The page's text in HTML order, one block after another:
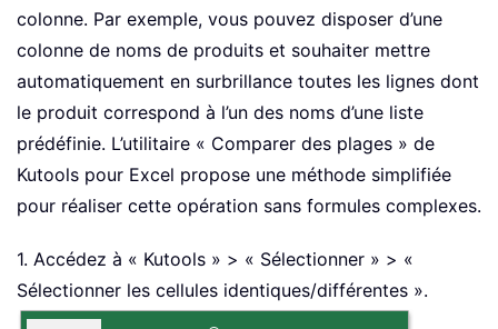
colonne. Par exemple, vous pouvez disposer d’une
colonne de noms de produits et souhaiter mettre
automatiquement en surbrillance toutes les lignes dont
le produit correspond à l’un des noms d’une liste
prédéfinie. L’utilitaire « Comparer des plages » de
Kutools pour Excel propose une méthode simplifiée
pour réaliser cette opération sans formules complexes.
1. Accédez à « Kutools » > « Sélectionner » > «
Sélectionner les cellules identiques/différentes ».